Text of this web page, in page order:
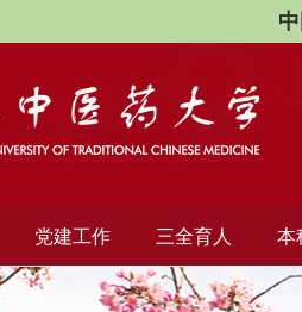
党建工作 三全育人 本